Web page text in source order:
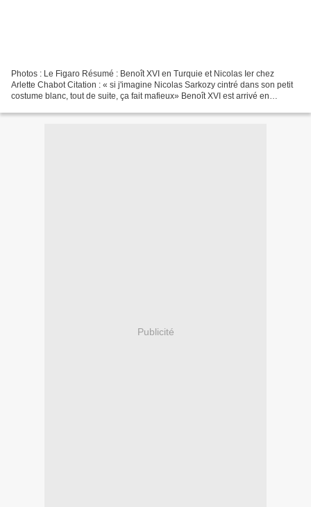
Photos : Le Figaro Résumé : Benoît XVI en Turquie et Nicolas Ier chez
Arlette Chabot Citation : « si j'imagine Nicolas Sarkozy cintré dans son petit
costume blanc, tout de suite, ça fait mafieux» Benoît XVI est arrivé en
Publicité